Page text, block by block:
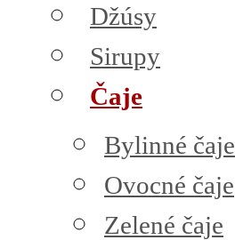
Džúsy
Sirupy
Čaje
Bylinné čaje
Ovocné čaje
Zelené čaje